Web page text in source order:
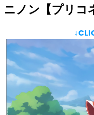
ニノン【プリコ